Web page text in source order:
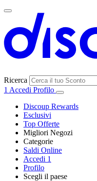
Ricerca
1 Accedi Profilo
Discoup Rewards
Esclusivi
Top Offerte
Migliori Negozi
SHEIN
Categorie
Elettronica e
Saldi Online
Accedi 1
Profilo
Scegli il paese